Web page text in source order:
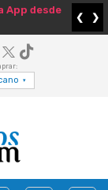
App desde
❮ ❯
▾